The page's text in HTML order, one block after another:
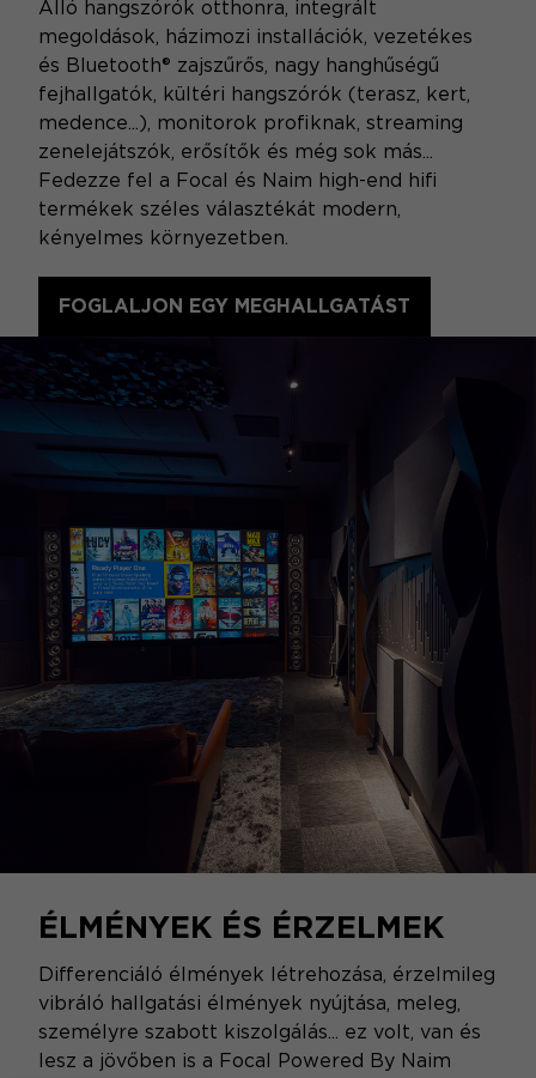
Álló hangszórók otthonra, integrált
megoldások, házimozi installációk, vezetékes
és Bluetooth® zajszűrős, nagy hanghűségű
fejhallgatók, kültéri hangszórók (terasz, kert,
medence...), monitorok profiknak, streaming
zenelejátszók, erősítők és még sok más...
Fedezze fel a Focal és Naim high-end hifi
termékek széles választékát modern,
kényelmes környezetben.
FOGLALJON EGY MEGHALLGATÁST
ÉLMÉNYEK ÉS ÉRZELMEK
Differenciáló élmények létrehozása, érzelmileg
vibráló hallgatási élmények nyújtása, meleg,
személyre szabott kiszolgálás... ez volt, van és
lesz a jövőben is a Focal Powered By Naim